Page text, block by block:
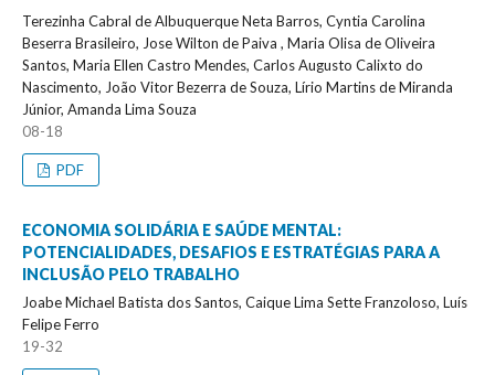
Terezinha Cabral de Albuquerque Neta Barros, Cyntia Carolina
Beserra Brasileiro, Jose Wilton de Paiva , Maria Olisa de Oliveira
Santos, Maria Ellen Castro Mendes, Carlos Augusto Calixto do
Nascimento, João Vitor Bezerra de Souza, Lírio Martins de Miranda
Júnior, Amanda Lima Souza
08-18
PDF
ECONOMIA SOLIDÁRIA E SAÚDE MENTAL:
POTENCIALIDADES, DESAFIOS E ESTRATÉGIAS PARA A
INCLUSÃO PELO TRABALHO
Joabe Michael Batista dos Santos, Caique Lima Sette Franzoloso, Luís
Felipe Ferro
19-32